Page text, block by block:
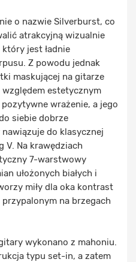
o nazwie Silverburst, co
atrakcyjną wizualnie
jest ładnie
Z powodu jednak
maskującej na gitarze
estetycznym
wrażenie, a jego
siebie dobrze
do klasycznej
V. Na krawędziach
7-warstwowy
ułożonych białych i
miły dla oka kontrast
na brzegach
wykonano z mahoniu.
typu set-in, a zatem